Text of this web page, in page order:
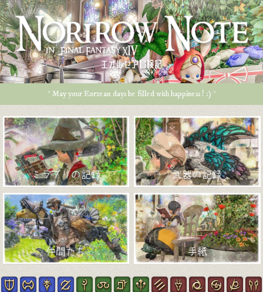
エオルゼア冒険記
* May your Eorzean days be filled with happiness ! :) *
ミラプリの記録 武器の記録
仲間たち 手紙